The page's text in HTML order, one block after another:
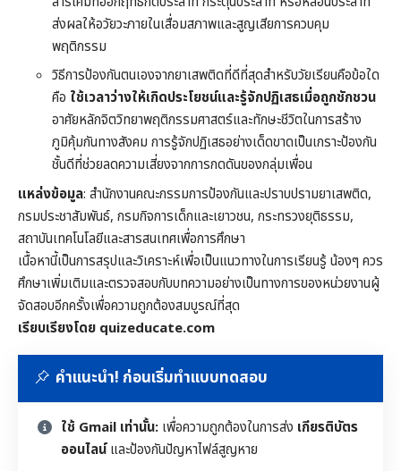
ส่งผลให้อวัยวะภายในเสื่อมสภาพและสูญเสียการควบคุม
พฤติกรรม
วิธีการป้องกันตนเองจากยาเสพติดที่ดีที่สุดสำหรับวัยเรียนคือข้อใด
คือ ใช้เวลาว่างให้เกิดประโยชน์และรู้จักปฏิเสธเมื่อถูกชักชวน
อาศัยหลักจิตวิทยาพฤติกรรมศาสตร์และทักษะชีวิตในการสร้าง
ภูมิคุ้มกันทางสังคม การรู้จักปฏิเสธอย่างเด็ดขาดเป็นเกราะป้องกัน
ชั้นดีที่ช่วยลดความเสี่ยงจากการกดดันของกลุ่มเพื่อน
แหล่งข้อมูล: สำนักงานคณะกรรมการป้องกันและปราบปรามยาเสพติด,
กรมประชาสัมพันธ์, กรมกิจการเด็กและเยาวชน, กระทรวงยุติธรรม,
สถาบันเทคโนโลยีและสารสนเทศเพื่อการศึกษา
เนื้อหานี้เป็นการสรุปและวิเคราะห์เพื่อเป็นแนวทางในการเรียนรู้ น้องๆ ควร
ศึกษาเพิ่มเติมและตรวจสอบกับบทความอย่างเป็นทางการของหน่วยงานผู้
จัดสอบอีกครั้งเพื่อความถูกต้องสมบูรณ์ที่สุด
เรียบเรียงโดย quizeducate.com
คำแนะนำ! ก่อนเริ่มทำแบบทดสอบ
ใช้ Gmail เท่านั้น: เพื่อความถูกต้องในการส่ง เกียรติบัตร
ออนไลน์และป้องกันปัญหาไฟล์สูญหาย